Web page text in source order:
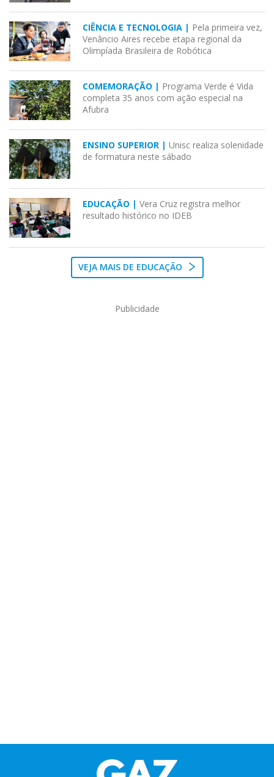
CIÊNCIA E TECNOLOGIA | Pela primeira vez,
Venâncio Aires recebe etapa regional da
Olimpíada Brasileira de Robótica
COMEMORAÇÃO | Programa Verde é Vida
completa 35 anos com ação especial na
Afubra
ENSINO SUPERIOR | Unisc realiza solenidade
de formatura neste sábado
EDUCAÇÃO | Vera Cruz registra melhor
resultado histórico no IDEB
VEJA MAIS DE EDUCAÇÃO
Publicidade